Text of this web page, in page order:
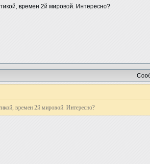
времен 2й мировой. Интересно?
времен 2й мировой. Интересно?